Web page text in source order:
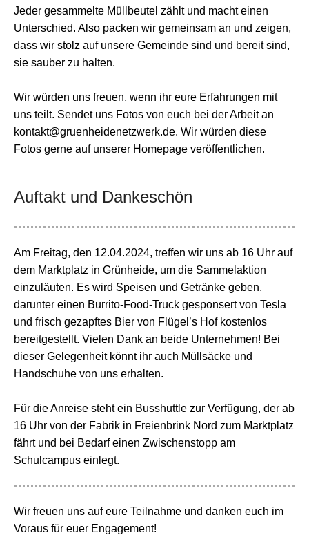
Jeder gesammelte Müllbeutel zählt und macht einen
Unterschied. Also packen wir gemeinsam an und zeigen,
dass wir stolz auf unsere Gemeinde sind und bereit sind,
sie sauber zu halten.
Wir würden uns freuen, wenn ihr eure Erfahrungen mit
uns teilt. Sendet uns Fotos von euch bei der Arbeit an
kontakt@gruenheidenetzwerk.de. Wir würden diese
Fotos gerne auf unserer Homepage veröffentlichen.
Auftakt und Dankeschön
Am Freitag, den 12.04.2024, treffen wir uns ab 16 Uhr auf
dem Marktplatz in Grünheide, um die Sammelaktion
einzuläuten. Es wird Speisen und Getränke geben,
darunter einen Burrito-Food-Truck gesponsert von Tesla
und frisch gezapftes Bier von Flügel’s Hof kostenlos
bereitgestellt. Vielen Dank an beide Unternehmen! Bei
dieser Gelegenheit könnt ihr auch Müllsäcke und
Handschuhe von uns erhalten.
Für die Anreise steht ein Busshuttle zur Verfügung, der ab
16 Uhr von der Fabrik in Freienbrink Nord zum Marktplatz
fährt und bei Bedarf einen Zwischenstopp am
Schulcampus einlegt.
Wir freuen uns auf eure Teilnahme und danken euch im
Voraus für euer Engagement!